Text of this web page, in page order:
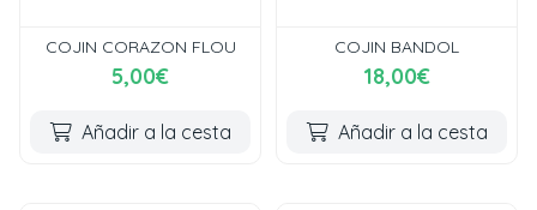
COJIN CORAZON FLOU
5,00€
Añadir a la cesta
COJIN BANDOL
18,00€
Añadir a la cesta